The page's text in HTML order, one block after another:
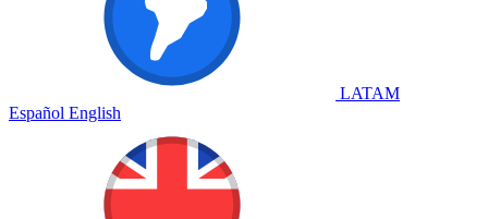
LATAM
Español English